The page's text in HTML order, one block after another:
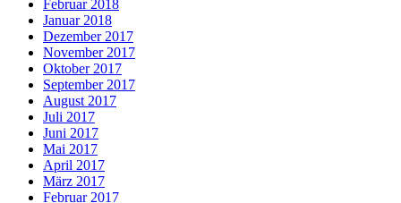
Februar 2018
Januar 2018
Dezember 2017
November 2017
Oktober 2017
September 2017
August 2017
Juli 2017
Juni 2017
Mai 2017
April 2017
März 2017
Februar 2017